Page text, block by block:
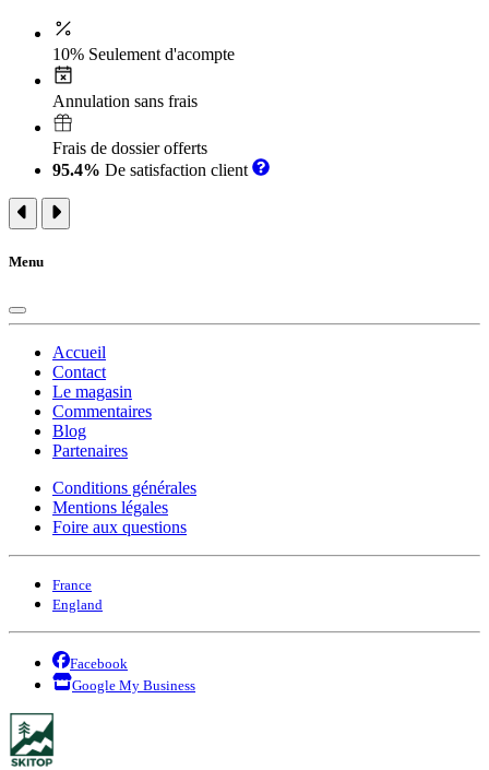
10% Seulement d'acompte
Annulation sans frais
Frais de dossier offerts
95.4% De satisfaction client
Menu
Accueil
Contact
Le magasin
Commentaires
Blog
Partenaires
Conditions générales
Mentions légales
Foire aux questions
France
England
Facebook
Google My Business